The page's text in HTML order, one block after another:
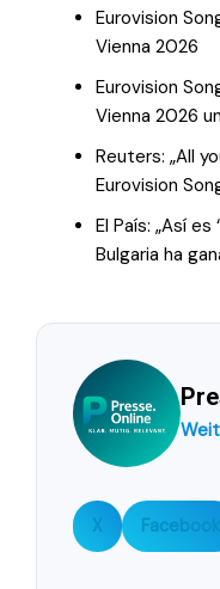
Eurovision
Vienna 2026
Eurovision
Vienna 2026
Reuters: „All
Eurovision
El País: „Así
Bulgaria ha
X Facebook